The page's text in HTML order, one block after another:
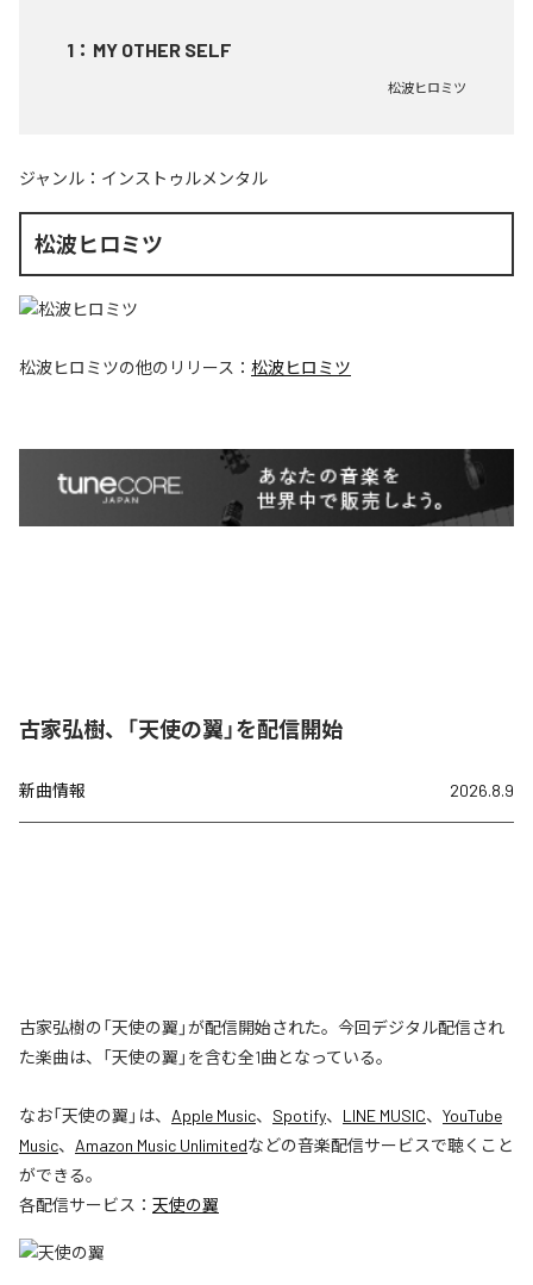
1 ： MY OTHER SELF
松波ヒロミツ
ジャンル： インストゥルメンタル
松波ヒロミツ
松波ヒロミツの他のリリース： 松波ヒロミツ
古家弘樹、「天使の翼」を配信開始
新曲情報 2026.8.9
古家弘樹の「天使の翼」が配信開始された。今回デジタル配信され
た楽曲は、「天使の翼」を含む全1曲となっている。
なお「天使の翼 」は、 Apple Music、 Spotify、 LINE MUSIC、 YouTube
Music、 Amazon Music Unlimitedなどの音楽配信サービスで聴くこと
ができる。
各配信サービス： 天使の翼